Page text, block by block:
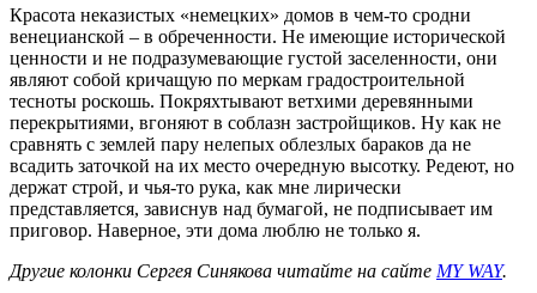
Красота неказистых «немецких» домов в чем-то сродни
венецианской – в обреченности. Не имеющие исторической
ценности и не подразумевающие густой заселенности, они
являют собой кричащую по меркам градостроительной
тесноты роскошь. Покряхтывают ветхими деревянными
перекрытиями, вгоняют в соблазн застройщиков. Ну как не
сравнять с землей пару нелепых облезлых бараков да не
всадить заточкой на их место очередную высотку. Редеют, но
держат строй, и чья-то рука, как мне лирически
представляется, зависнув над бумагой, не подписывает им
приговор. Наверное, эти дома люблю не только я.
Другие колонки Сергея Синякова читайте на сайте MY WAY.